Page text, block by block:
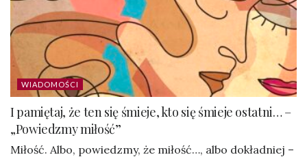
WIADOMOŚCI
I pamiętaj, że ten się śmieje, kto się śmieje ostatni… –
„Powiedzmy miłość”
Miłość. Albo, powiedzmy, że miłość…, albo dokładniej –